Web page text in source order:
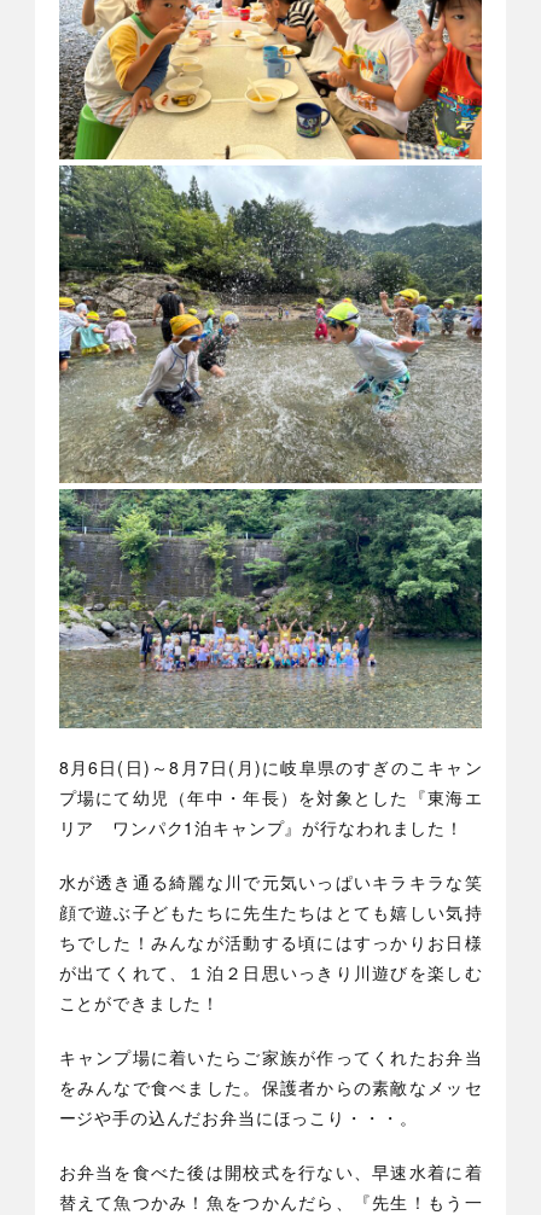
8月6日(日)～8月7日(月)に岐阜県のすぎのこキャン
プ場にて幼児（年中・年長）を対象とした『東海エ
リア ワンパク1泊キャンプ』が行なわれました！
水が透き通る綺麗な川で元気いっぱいキラキラな笑
顔で遊ぶ子どもたちに先生たちはとても嬉しい気持
ちでした！みんなが活動する頃にはすっかりお日様
が出てくれて、１泊２日思いっきり川遊びを楽しむ
ことができました！
キャンプ場に着いたらご家族が作ってくれたお弁当
をみんなで食べました。保護者からの素敵なメッセ
ージや手の込んだお弁当にほっこり・・・。
お弁当を食べた後は開校式を行ない、早速水着に着
替えて魚つかみ！魚をつかんだら、『先生！もう一